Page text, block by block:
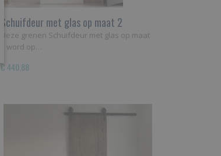
Schuifdeur met glas op maat 2
Deze grenen Schuifdeur met glas op maat
2 word op…
€ 440,88